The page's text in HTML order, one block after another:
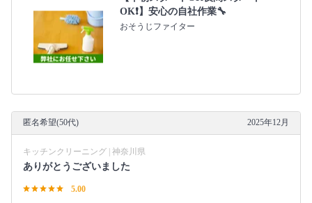
OK❗️】安心の自社作業🔧
おそうじファイター
匿名希望(50代) 2025年12月
キッチンクリーニング | 神奈川県
ありがとうございました
5.00